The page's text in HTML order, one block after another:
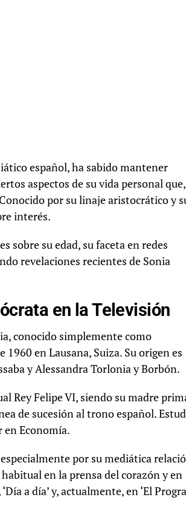
español, ha sabido mantener
aspectos de su vida personal que,
por su linaje aristocrático y
interés.
sobre su edad, su faceta en redes
revelaciones recientes de Sonia
en la Televisión
conocido simplemente como
en Lausana, Suiza. Su origen es
y Alessandra Torlonia y Borbón.
Rey Felipe VI, siendo su madre
de sucesión al trono español.
en Economía.
por su mediática
en la prensa del corazón y en
a día’ y, actualmente, en ‘El